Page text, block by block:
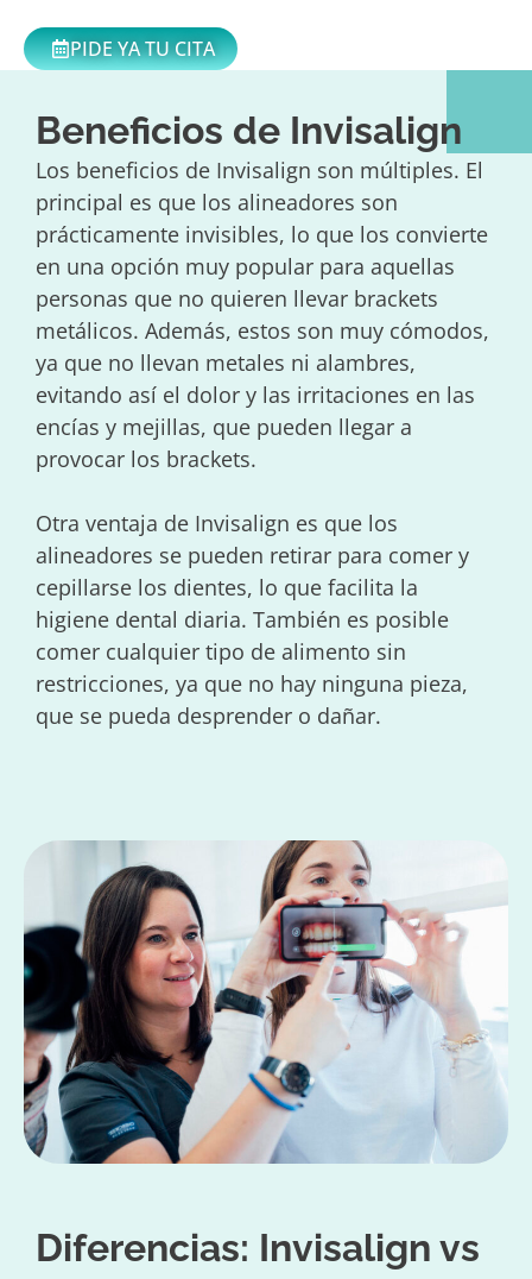
PIDE YA TU CITA
Beneficios de Invisalign
Los beneficios de Invisalign son múltiples. El
principal es que los alineadores son
prácticamente invisibles, lo que los convierte
en una opción muy popular para aquellas
personas que no quieren llevar brackets
metálicos. Además, estos son muy cómodos,
ya que no llevan metales ni alambres,
evitando así el dolor y las irritaciones en las
encías y mejillas, que pueden llegar a
provocar los brackets.
Otra ventaja de Invisalign es que los
alineadores se pueden retirar para comer y
cepillarse los dientes, lo que facilita la
higiene dental diaria. También es posible
comer cualquier tipo de alimento sin
restricciones, ya que no hay ninguna pieza,
que se pueda desprender o dañar.
Diferencias: Invisalign vs